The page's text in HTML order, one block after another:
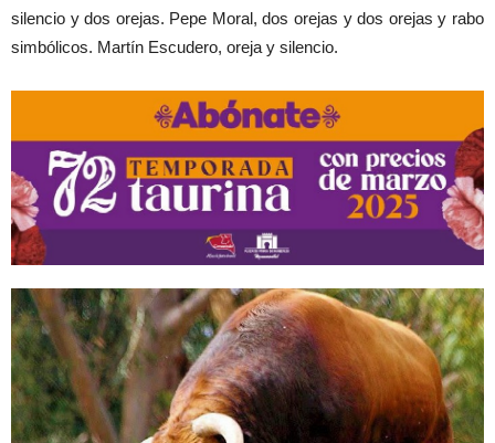
silencio y dos orejas. Pepe Moral, dos orejas y dos orejas y rabo
simbólicos. Martín Escudero, oreja y silencio.